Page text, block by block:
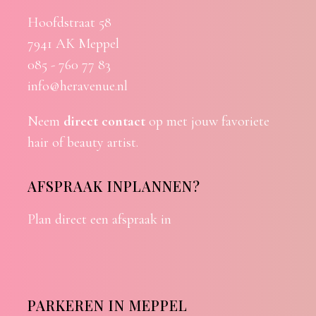
Hoofdstraat 58
7941 AK Meppel
085 - 760 77 83
info@heravenue.nl
Neem direct contactop met jouw favoriete
hair of beauty artist.
AFSPRAAK INPLANNEN?
Plan direct een afspraak in
PARKEREN IN MEPPEL